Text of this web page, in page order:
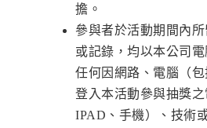
擔。
參與者於活動期間內
或記錄，均以本公司
任何因網路、電腦（
登入本活動參與抽獎之
IPAD、手機）、技術